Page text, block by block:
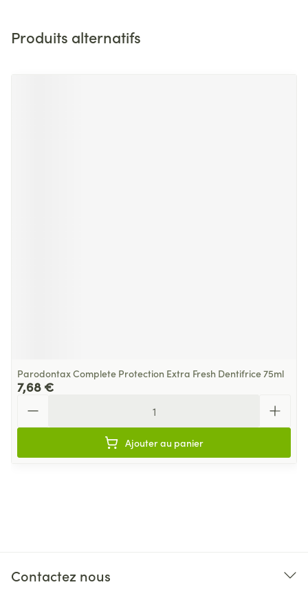
Produits alternatifs
Parodontax Complete Protection Extra Fresh Dentifrice 75ml
7,68 €
Ajouter au panier
Contactez nous